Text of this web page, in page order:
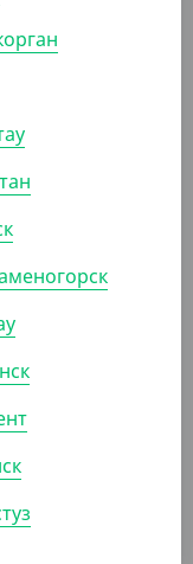
мл, 250*140*55